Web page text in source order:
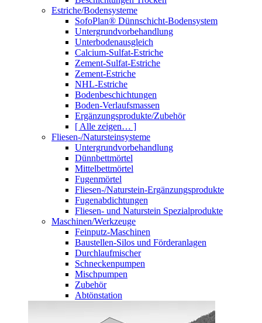
Estriche/Bodensysteme
SofoPlan® Dünnschicht-Bodensystem
Untergrundvorbehandlung
Unterbodenausgleich
Calcium-Sulfat-Estriche
Zement-Sulfat-Estriche
Zement-Estriche
NHL-Estriche
Bodenbeschichtungen
Boden-Verlaufsmassen
Ergänzungsprodukte/Zubehör
[ Alle zeigen… ]
Fliesen-/Natursteinsysteme
Untergrundvorbehandlung
Dünnbettmörtel
Mittelbettmörtel
Fugenmörtel
Fliesen-/Naturstein-Ergänzungsprodukte
Fugenabdichtungen
Fliesen- und Naturstein Spezialprodukte
Maschinen/Werkzeuge
Feinputz-Maschinen
Baustellen-Silos und Förderanlagen
Durchlaufmischer
Schneckenpumpen
Mischpumpen
Zubehör
Abtönstation